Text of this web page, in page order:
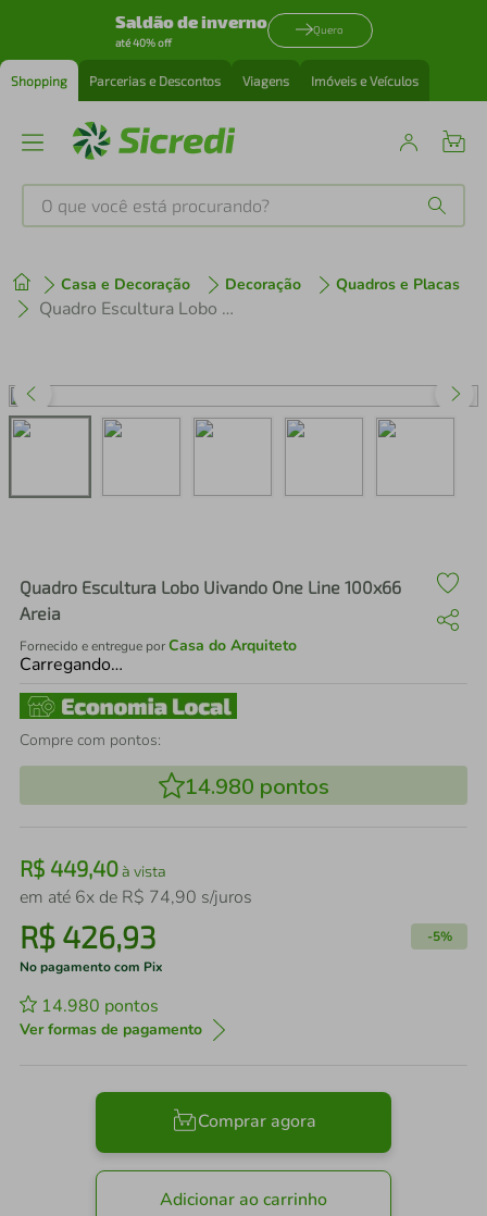
Saldão de inverno
até 40% off
Quero
Shopping Parcerias e Descontos Viagens Imóveis e Veículos
O que você está procurando?
Casa e Decoração Decoração Quadros e Placas
Quadro Escultura Lobo Uivando One Line 100x66 Areia
Quadro Escultura Lobo Uivando One Line 100x66
Areia
Fornecido e entregue porCasa do Arquiteto
Carregando…
Compre com pontos:
14.980 pontos
R$ 449,40à vista
em até 6x de R$ 74,90 s/juros
R$ 426,93 -5%
No pagamento com Pix
14.980 pontos
Ver formas de pagamento
Comprar agora
Adicionar ao carrinho
1º tenis
perfume